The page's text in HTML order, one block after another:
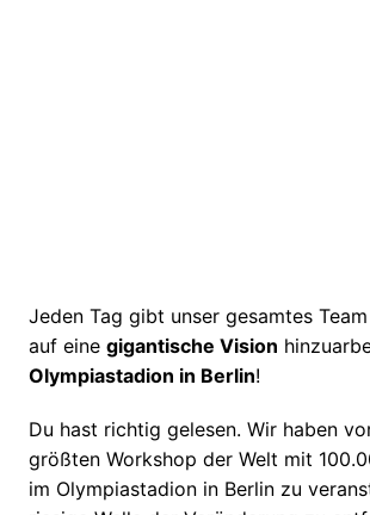
Jeden Tag gibt unser gesamtes
auf eine gigantische Vision
Olympiastadion in Berlin!
Du hast richtig gelesen. Wir haben
größten Workshop der Welt mit
im Olympiastadion in Berlin zu